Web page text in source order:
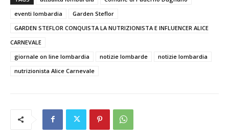
eventi lombardia
Garden Steflor
GARDEN STEFLOR CONQUISTA LA NUTRIZIONISTA E INFLUENCER ALICE
CARNEVALE
giornale on line lombardia
notizie lombarde
notizie lombardia
nutrizionista Alice Carnevale